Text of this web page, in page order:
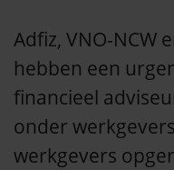
Adfiz, VNO-NCW
hebben een
financieel
onder
werkgevers